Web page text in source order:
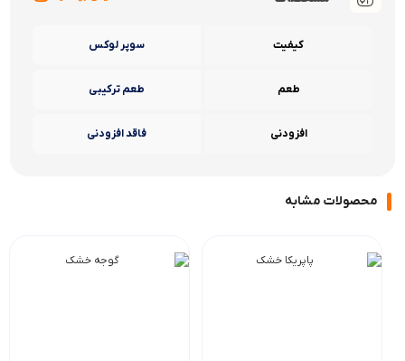
کیفیت سوپر لوکس
طعم طعم ترکیبی
افزودنی فاقد افزودنی
محصولات مشابه